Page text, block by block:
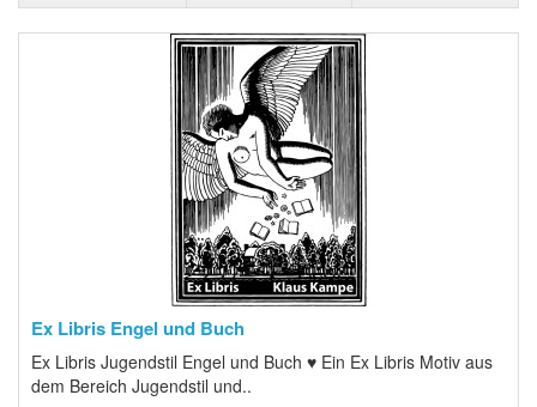
Ex Libris Engel und Buch
Ex Libris Jugendstil Engel und Buch ♥ Ein Ex Libris Motiv aus
dem Bereich Jugendstil und..